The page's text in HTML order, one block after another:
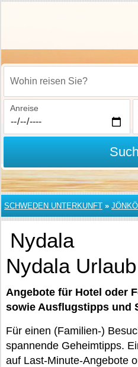
Wohin reisen Sie?
Anreise
SCHWEDEN UNTERKUNFT »
Nydala
Nydala Urlaub
Angebote für Hotel oder
sowie Ausflugstipps und
Für einen (Familien-)
spannende Geheimtipps.
auf Last-Minute-Angebote